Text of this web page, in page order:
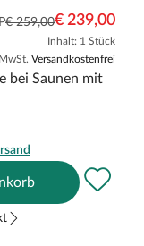
€ 259,00€ 239,00
Inhalt: 1 Stück
Versandkostenfrei
bei Saunen mit